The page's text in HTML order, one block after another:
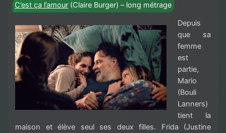
C’est ça l’amour (Claire Burger) – long métrage
Depuis
que sa
femme
est
partie,
Mario
(Bouli
Lanners)
tient la
maison et élève seul ses deux filles. Frida (Justine